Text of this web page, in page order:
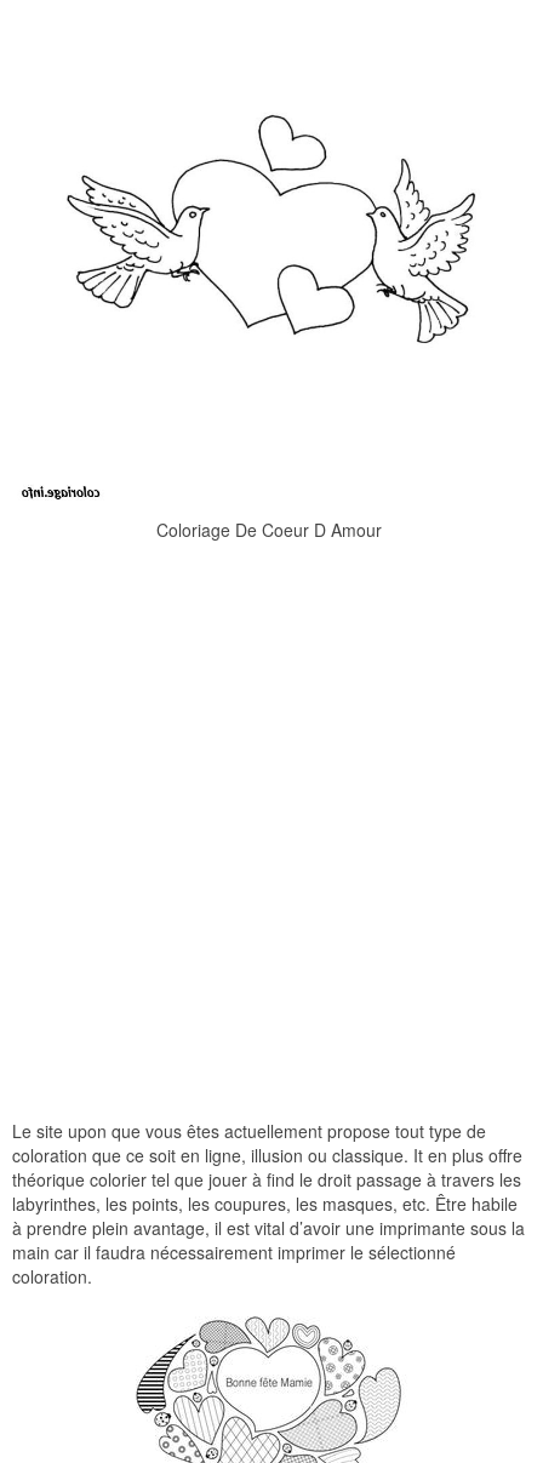
Coloriage De Coeur D Amour
Le site upon que vous êtes actuellement propose tout type de
coloration que ce soit en ligne, illusion ou classique. It en plus offre
théorique colorier tel que jouer à find le droit passage à travers les
labyrinthes, les points, les coupures, les masques, etc. Être habile
à prendre plein avantage, il est vital d’avoir une imprimante sous la
main car il faudra nécessairement imprimer le sélectionné
coloration.